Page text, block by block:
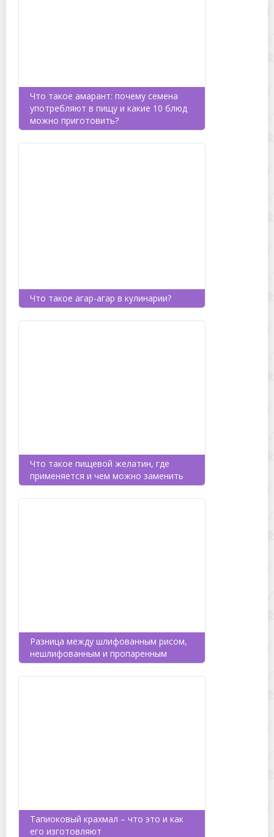
Что такое амарант: почему семена
употребляют в пищу и какие 10 блюд
можно приготовить?
Что такое агар-агар в кулинарии?
Что такое пищевой желатин, где
применяется и чем можно заменить
Разница между шлифованным рисом,
нешлифованным и пропаренным
Тапиоковый крахмал – что это и как
его изготовляют